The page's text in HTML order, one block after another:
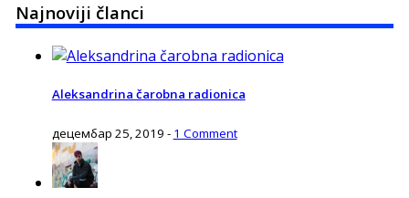
Najnoviji članci
Aleksandrina čarobna radionica
децембар 25, 2019 - 1 Comment